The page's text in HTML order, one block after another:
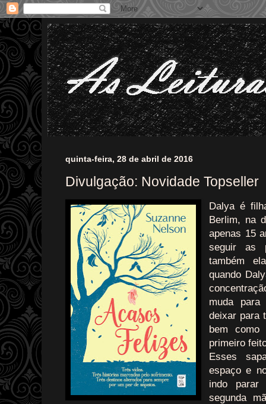
quinta-feira, 28 de abril de 2016
Divulgação: Novidade Topseller
Dalya é
Berlim, na
apenas 15
seguir as
também
quando
muda
deixar para
bem
primeiro
Esses
espaço e
indo
segunda